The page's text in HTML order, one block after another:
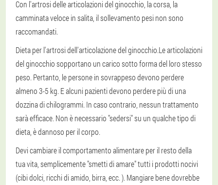
Con l'artrosi delle articolazioni del ginocchio, la corsa, la
camminata veloce in salita, il sollevamento pesi non sono
raccomandati.
Dieta per l'artrosi dell'articolazione del ginocchio.Le articolazioni
del ginocchio sopportano un carico sotto forma del loro stesso
peso. Pertanto, le persone in sovrappeso devono perdere
almeno 3-5 kg. E alcuni pazienti devono perdere più di una
dozzina di chilogrammi. In caso contrario, nessun trattamento
sarà efficace. Non è necessario "sedersi" su un qualche tipo di
dieta, è dannoso per il corpo.
Devi cambiare il comportamento alimentare per il resto della
tua vita, semplicemente "smetti di amare" tutti i prodotti nocivi
(cibi dolci, ricchi di amido, birra, ecc. ). Mangiare bene dovrebbe